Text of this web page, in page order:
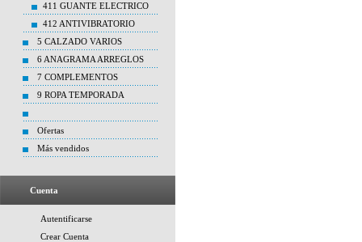
411 GUANTE ELECTRICO
412 ANTIVIBRATORIO
5 CALZADO VARIOS
6 ANAGRAMA ARREGLOS
7 COMPLEMENTOS
9 ROPA TEMPORADA
Ofertas
Más vendidos
Cuenta
Autentificarse
Crear Cuenta